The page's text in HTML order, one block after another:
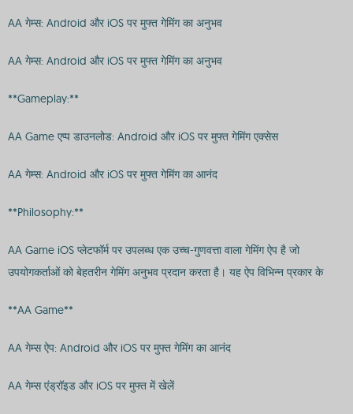
AA गेम्स: Android और iOS पर मुफ्त गेमिंग का अनुभव
AA गेम्स: Android और iOS पर मुफ्त गेमिंग का अनुभव
**Gameplay:**
AA Game एप्प डाउनलोड: Android और iOS पर मुफ्त गेमिंग एक्सेस
AA गेम्स: Android और iOS पर मुफ्त गेमिंग का आनंद
**Philosophy:**
AA Game iOS प्लेटफॉर्म पर उपलब्ध एक उच्च-गुणवत्ता वाला गेमिंग ऐप है जो
उपयोगकर्ताओं को बेहतरीन गेमिंग अनुभव प्रदान करता है। यह ऐप विभिन्न प्रकार के
**AA Game**
AA गेम्स ऐप: Android और iOS पर मुफ्त गेमिंग का आनंद
AA गेम्स एंड्रॉइड और iOS पर मुफ्त में खेलें